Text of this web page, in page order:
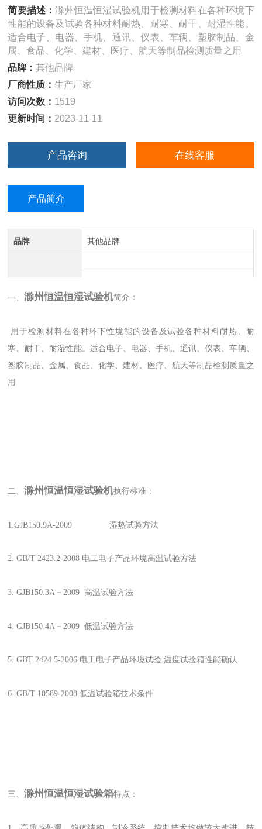
简要描述：滁州恒温恒湿试验机用于检测材料在各种环境下
性能的设备及试验各种材料耐热、耐寒、耐干、耐湿性能。
适合电子、电器、手机、通讯、仪表、车辆、塑胶制品、金
属、食品、化学、建材、医疗、航天等制品检测质量之用
品牌：其他品牌
厂商性质：生产厂家
访问次数： 1519
更新时间： 2023-11-11
产品咨询 在线客服
产品简介
品牌 其他品牌
一、滁州恒温恒湿试验机简介：
用于检测材料在各种环下性境能的设备及试验各种材料耐热、耐
寒、耐干、耐湿性能。适合电子、电器、手机、通讯、仪表、车辆、
塑胶制品、金属、食品、化学、建材、医疗、航天等制品检测质量之
用
二、滁州恒温恒湿试验机执行标准：
1.GJB150.9A-2009 湿热试验方法
2. GB/T 2423.2-2008 电工电子产品环境高温试验方法
3. GJB150.3A－2009 高温试验方法
4. GJB150.4A－2009 低温试验方法
5. GBT 2424.5-2006 电工电子产品环境试验 温度试验箱性能确认
6. GB/T 10589-2008 低温试验箱技术条件
三、滁州恒温恒湿试验箱特点：